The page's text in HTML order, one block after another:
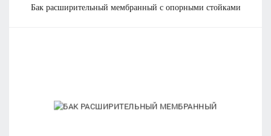
бак расширительный мембранный с опорными стойками